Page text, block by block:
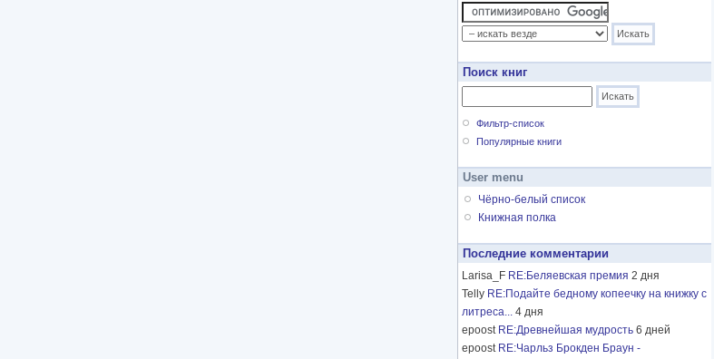
Поиск книг
Фильтр-список
Популярные книги
User menu
Чёрно-белый список
Книжная полка
Последние комментарии
Larisa_F RE:Беляевская премия 2 дня
Telly RE:Подайте бедному копеечку на книжку с
литреса... 4 дня
epoost RE:Древнейшая мудрость 6 дней
epoost RE:Чарльз Брокден Браун -